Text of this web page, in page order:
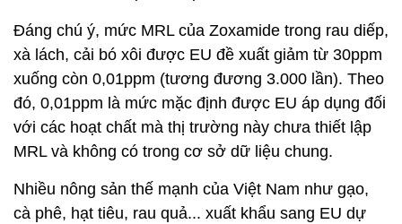
Đáng chú ý, mức MRL của Zoxamide trong rau diếp,
xà lách, cải bó xôi được EU đề xuất giảm từ 30ppm
xuống còn 0,01ppm (tương đương 3.000 lần). Theo
đó, 0,01ppm là mức mặc định được EU áp dụng đối
với các hoạt chất mà thị trường này chưa thiết lập
MRL và không có trong cơ sở dữ liệu chung.
Nhiều nông sản thế mạnh của Việt Nam như gạo,
cà phê, hạt tiêu, rau quả... xuất khẩu sang EU dự